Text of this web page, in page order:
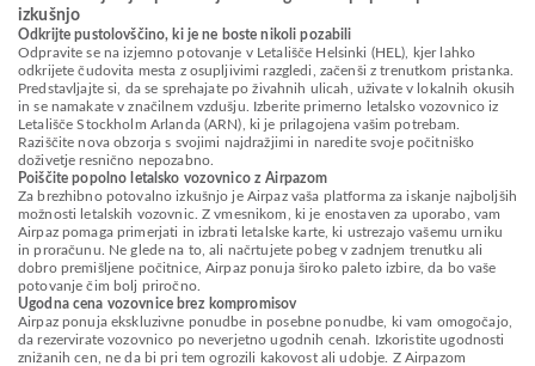
izkušnjo
Odkrijte pustolovščino, ki je ne boste nikoli pozabili
Odpravite se na izjemno potovanje v Letališče Helsinki (HEL), kjer lahko
odkrijete čudovita mesta z osupljivimi razgledi, začenši z trenutkom pristanka.
Predstavljajte si, da se sprehajate po živahnih ulicah, uživate v lokalnih okusih
in se namakate v značilnem vzdušju. Izberite primerno letalsko vozovnico iz
Letališče Stockholm Arlanda (ARN), ki je prilagojena vašim potrebam.
Raziščite nova obzorja s svojimi najdražjimi in naredite svoje počitniško
doživetje resnično nepozabno.
Poiščite popolno letalsko vozovnico z Airpazom
Za brezhibno potovalno izkušnjo je Airpaz vaša platforma za iskanje najboljših
možnosti letalskih vozovnic. Z vmesnikom, ki je enostaven za uporabo, vam
Airpaz pomaga primerjati in izbrati letalske karte, ki ustrezajo vašemu urniku
in proračunu. Ne glede na to, ali načrtujete pobeg v zadnjem trenutku ali
dobro premišljene počitnice, Airpaz ponuja široko paleto izbire, da bo vaše
potovanje čim bolj priročno.
Ugodna cena vozovnice brez kompromisov
Airpaz ponuja ekskluzivne ponudbe in posebne ponudbe, ki vam omogočajo,
da rezervirate vozovnico po neverjetno ugodnih cenah. Izkoristite ugodnosti
znižanih cen, ne da bi pri tem ogrozili kakovost ali udobje. Z Airpazom